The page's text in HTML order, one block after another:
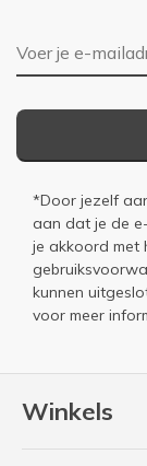
Winkels
E-mailadres
*Door jezelf
aan dat je de
je akkoord met
kunnen
voor meer